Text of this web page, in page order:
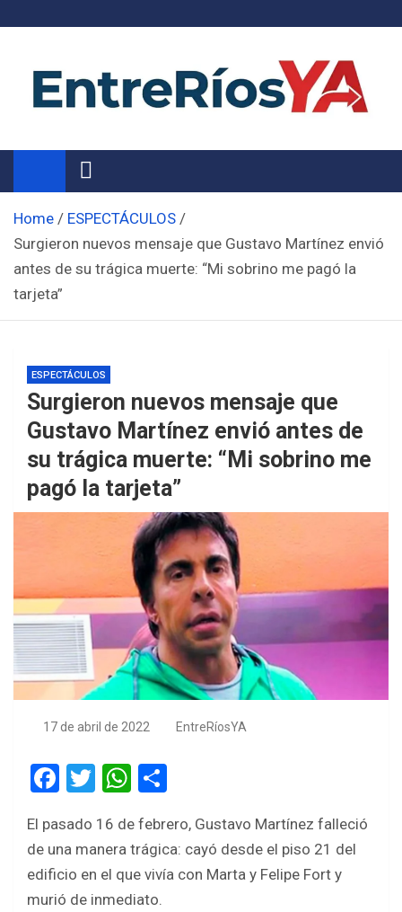
Noticias de Entre Ríos
Información de toda la provincia ahora
Home
ESPECTÁCULOS
Surgieron nuevos mensaje que Gustavo Martínez envió
antes de su trágica muerte: “Mi sobrino me pagó la
tarjeta”
ESPECTÁCULOS
Surgieron nuevos mensaje que
Gustavo Martínez envió antes de
su trágica muerte: “Mi sobrino me
pagó la tarjeta”
17 de abril de 2022 EntreRíosYA
F
ce
b
o
T
tt
er
W
at
s
A
ar
e
El pasado 16 de febrero, Gustavo Martínez falleció
de una manera trágica: cayó desde el piso 21 del
edificio en el que vivía con Marta y Felipe Fort y
murió de inmediato.